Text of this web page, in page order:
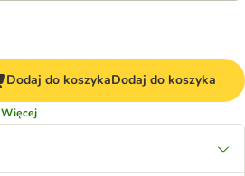
Dodaj do koszykaDodaj do koszyka
Więcej